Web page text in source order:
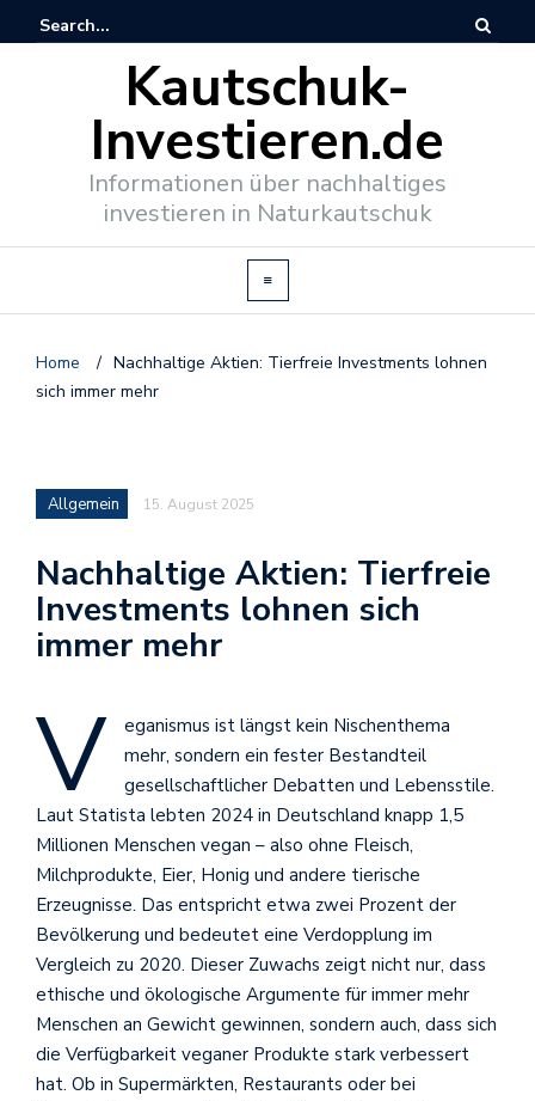
Kautschuk-
Investieren.de
Informationen über nachhaltiges
investieren in Naturkautschuk
Home / Nachhaltige Aktien: Tierfreie Investments lohnen
sich immer mehr
Allgemein 15. August 2025
Nachhaltige Aktien: Tierfreie
Investments lohnen sich
immer mehr
V
eganismus ist längst kein Nischenthema
mehr, sondern ein fester Bestandteil
gesellschaftlicher Debatten und Lebensstile.
Laut Statista lebten 2024 in Deutschland knapp 1,5
Millionen Menschen vegan – also ohne Fleisch,
Milchprodukte, Eier, Honig und andere tierische
Erzeugnisse. Das entspricht etwa zwei Prozent der
Bevölkerung und bedeutet eine Verdopplung im
Vergleich zu 2020. Dieser Zuwachs zeigt nicht nur, dass
ethische und ökologische Argumente für immer mehr
Menschen an Gewicht gewinnen, sondern auch, dass sich
die Verfügbarkeit veganer Produkte stark verbessert
hat. Ob in Supermärkten, Restaurants oder bei